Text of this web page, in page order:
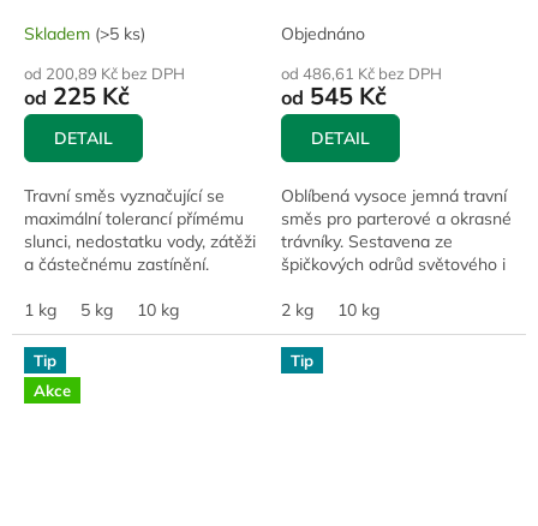
Skladem (>5 ks)
od 200,89 Kč bez DPH
od 225 Kč
DETAIL
Travní směs vyznačující se
maximální tolerancí přímému
slunci, nedostatku vody, zátěži
a částečnému zastínění.
péči včetně hnojení.
Frekvence sečení...
1 kg 5 kg 10 kg
Objednáno
od 486,61 Kč bez DPH
od 545 Kč
DETAIL
Oblíbená vysoce jemná travní
směs pro parterové a okrasné
trávníky. Sestavena ze
špičkových odrůd světového i
Ideální pro robotické sekačky
a anglické...
2 kg 10 kg
Tip
Akce
Tip